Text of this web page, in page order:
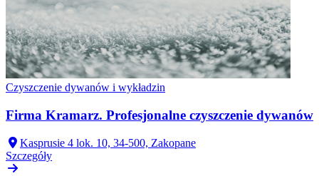
Czyszczenie dywanów i wykładzin
Firma Kramarz. Profesjonalne czyszczenie dywanów
Kasprusie 4 lok. 10, 34-500, Zakopane
Szczegóły